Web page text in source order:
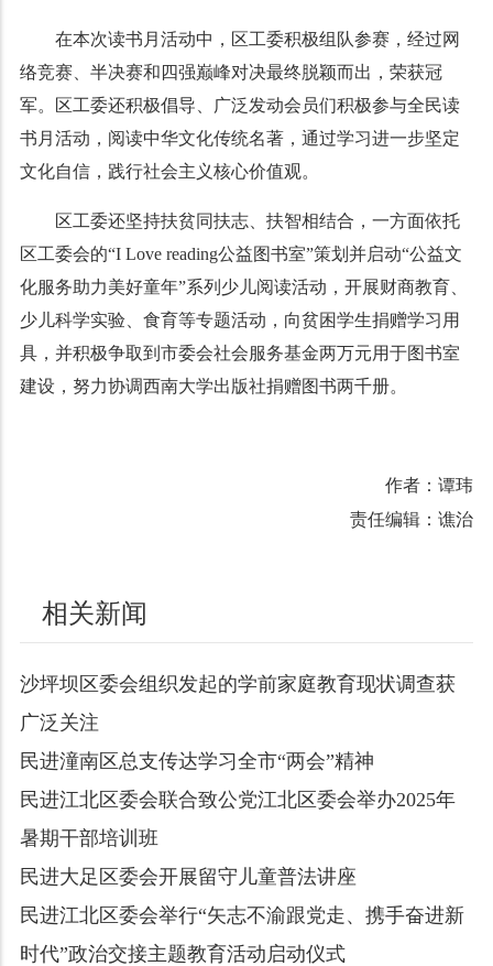
在本次读书月活动中，区工委积极组队参赛，经过网
络竞赛、半决赛和四强巅峰对决最终脱颖而出，荣获冠
军。区工委还积极倡导、广泛发动会员们积极参与全民读
书月活动，阅读中华文化传统名著，通过学习进一步坚定
文化自信，践行社会主义核心价值观。
区工委还坚持扶贫同扶志、扶智相结合，一方面依托
区工委会的“I Love reading公益图书室”策划并启动“公益文
化服务助力美好童年”系列少儿阅读活动，开展财商教育、
少儿科学实验、食育等专题活动，向贫困学生捐赠学习用
具，并积极争取到市委会社会服务基金两万元用于图书室
建设，努力协调西南大学出版社捐赠图书两千册。
作者：谭玮
责任编辑：谯治
相关新闻
沙坪坝区委会组织发起的学前家庭教育现状调查获
广泛关注
民进潼南区总支传达学习全市“两会”精神
民进江北区委会联合致公党江北区委会举办2025年
暑期干部培训班
民进大足区委会开展留守儿童普法讲座
民进江北区委会举行“矢志不渝跟党走、携手奋进新
时代”政治交接主题教育活动启动仪式